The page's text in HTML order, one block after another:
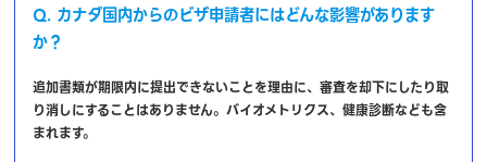
Q. カナダ国内からのビザ申請者にはどんな影響があります
か？
追加書類が期限内に提出できないことを理由に、審査を却下にしたり取
り消しにすることはありません。バイオメトリクス、健康診断なども含
まれます。